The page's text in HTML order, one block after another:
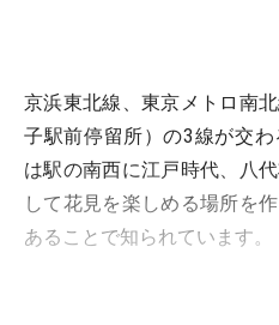
京浜東北線、東京メトロ南
子駅前停留所）の3線が交
は駅の南西に江戸時代、八
して花見を楽しめる場所を
あることで知られています。